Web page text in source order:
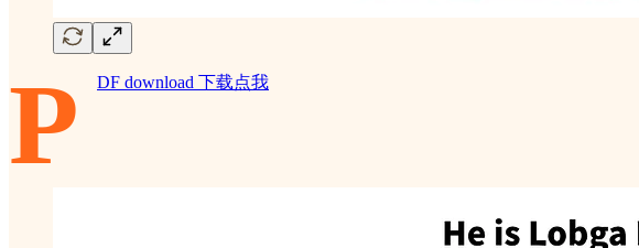
P DF download 下载点我